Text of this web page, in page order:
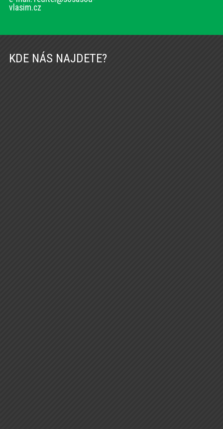
vlasim.cz
KDE NÁS NAJDETE?